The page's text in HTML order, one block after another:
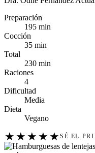
Preparación
195 min
Cocción
35 min
Total
230 min
Raciones
4
Dificultad
Media
Dieta
Vegano
★ ★ ★ ★ ★ SÉ EL